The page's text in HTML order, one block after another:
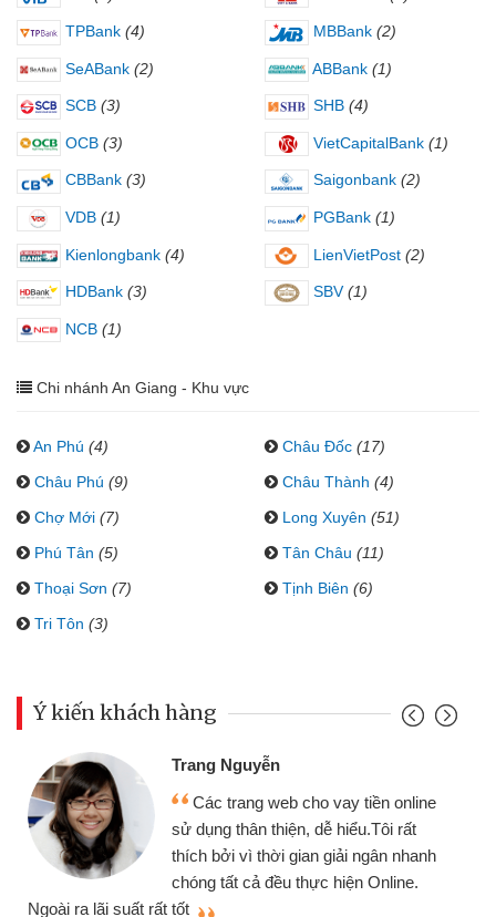
TPBank (4) MBBank (2)
SeABank (2) ABBank (1)
SCB (3) SHB (4)
OCB (3) VietCapitalBank (1)
CBBank (3) Saigonbank (2)
VDB (1) PGBank (1)
Kienlongbank (4) LienVietPost (2)
HDBank (3) SBV (1)
NCB (1)
Chi nhánh An Giang - Khu vực
An Phú (4) Châu Đốc (17)
Châu Phú (9) Châu Thành (4)
Chợ Mới (7) Long Xuyên (51)
Phú Tân (5) Tân Châu (11)
Thoại Sơn (7) Tịnh Biên (6)
Tri Tôn (3)
Ý kiến khách hàng
trang web cho vay tiền online
thân thiện, dễ hiểu.Tôi rất
vì thời gian giải ngân nhanh
cả đều thực hiện Online.
chiếc xe